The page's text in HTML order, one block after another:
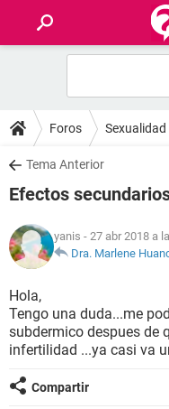
FOROS
SALUD
NUTRICIÓN
BIENESTAR
SEXUALIDAD
GLOSARIO
Foros Sexualidad
Tema Anterior
Efectos
yanis - 27 abr 2018 a
Dra. Marlene
Hola,
Tengo una duda...me
subdermico despues de
infertilidad ...ya casi va
Compartir